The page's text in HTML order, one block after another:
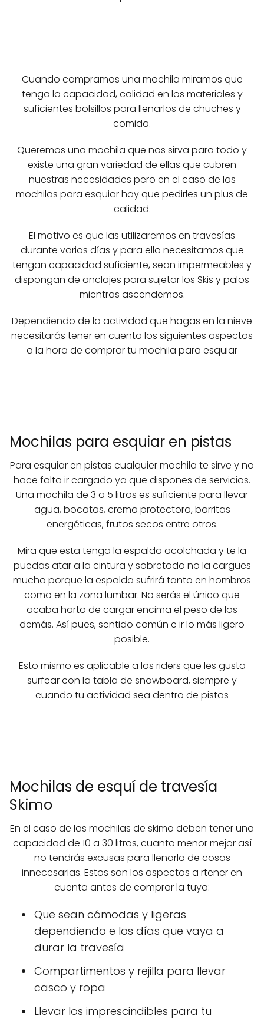
Cuando compramos una mochila miramos que
tenga la capacidad, calidad en los materiales y
suficientes bolsillos para llenarlos de chuches y
comida.
Queremos una mochila que nos sirva para todo y
existe una gran variedad de ellas que cubren
nuestras necesidades pero en el caso de las
mochilas para esquiar hay que pedirles un plus de
calidad.
El motivo es que las utilizaremos en travesías
durante varios días y para ello necesitamos que
tengan capacidad suficiente, sean impermeables y
dispongan de anclajes para sujetar los Skis y palos
mientras ascendemos.
Dependiendo de la actividad que hagas en la nieve
necesitarás tener en cuenta los siguientes aspectos
a la hora de comprar tu mochila para esquiar
Mochilas para esquiar en pistas
Para esquiar en pistas cualquier mochila te sirve y no
hace falta ir cargado ya que dispones de servicios.
Una mochila de 3 a 5 litros es suficiente para llevar
agua, bocatas, crema protectora, barritas
energéticas, frutos secos entre otros.
Mira que esta tenga la espalda acolchada y te la
puedas atar a la cintura y sobretodo no la cargues
mucho porque la espalda sufrirá tanto en hombros
como en la zona lumbar. No serás el único que
acaba harto de cargar encima el peso de los
demás. Así pues, sentido común e ir lo más ligero
posible.
Esto mismo es aplicable a los riders que les gusta
surfear con la tabla de snowboard, siempre y
cuando tu actividad sea dentro de pistas
Mochilas de esquí de travesía
Skimo
En el caso de las mochilas de skimo deben tener una
capacidad de 10 a 30 litros, cuanto menor mejor así
no tendrás excusas para llenarla de cosas
innecesarias. Estos son los aspectos a rtener en
cuenta antes de comprar la tuya:
Que sean cómodas y ligeras
dependiendo e los días que vaya a
durar la travesía
Compartimentos y rejilla para llevar
casco y ropa
Llevar los imprescindibles para tu